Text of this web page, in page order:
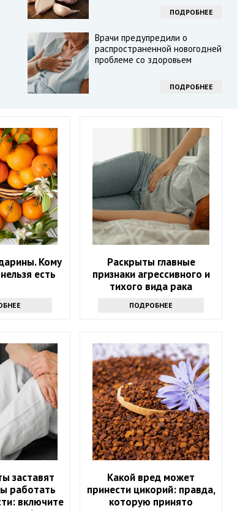
ПОДРОБНЕЕ
Врачи предупредили о
распространенной новогодней
проблеме со здоровьем
ПОДРОБНЕЕ
Кому
есть
Раскрыты главные
признаки агрессивного и
тихого вида рака
ПОДРОБНЕЕ
заставят
работать
включите
Какой вред может
принести цикорий: правда,
которую принято